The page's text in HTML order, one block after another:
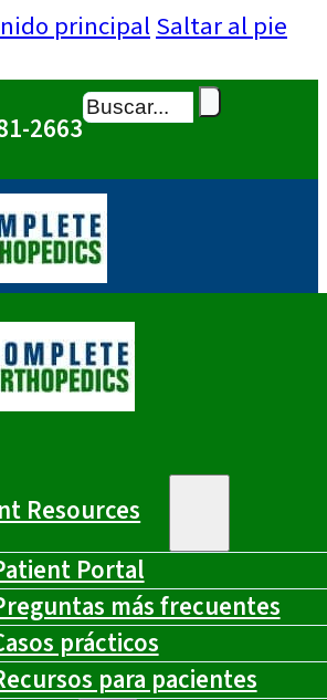
principal Saltar al pie
2663
Buscar
Resources
Portal
más frecuentes
prácticos
para pacientes